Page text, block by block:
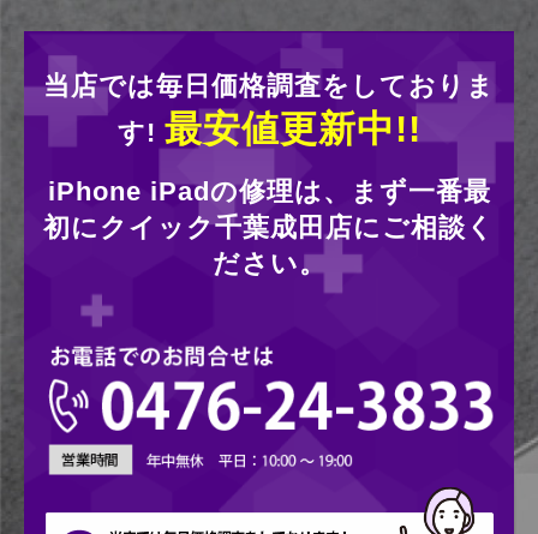
当店では毎日価格調査をしておりま
す! 最安値更新中!!
iPhone iPadの修理は、まず一番最
初にクイック千葉成田店にご相談く
ださい。